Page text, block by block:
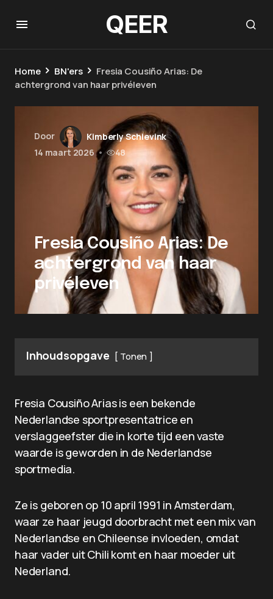
QEER
Home BN'ers
Fresia Cousiño Arias: De
achtergrond van haar privéleven
Door
Kimberly Schievink
14 maart 2026 • 48
Fresia Cousiño Arias: De
achtergrond van haar
privéleven
Inhoudsopgave Tonen
Fresia Cousiño Arias is een bekende
Nederlandse sportpresentatrice en
verslaggeefster die in korte tijd een vaste
waarde is geworden in de Nederlandse
sportmedia.
Ze is geboren op 10 april 1991 in Amsterdam,
waar ze haar jeugd doorbracht met een mix van
Nederlandse en Chileense invloeden, omdat
haar vader uit Chili komt en haar moeder uit
Nederland.